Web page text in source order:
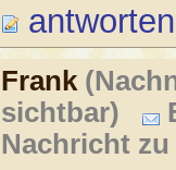
antworten
Frank
sichtbar)
Nachricht